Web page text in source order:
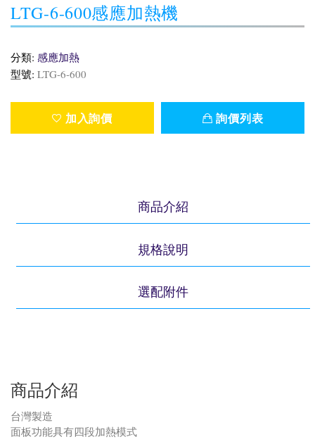
LTG-6-600感應加熱機
分類: 感應加熱
型號: LTG-6-600
加入詢價 詢價列表
商品介紹
規格說明
選配附件
商品介紹
台灣製造
面板功能具有四段加熱模式